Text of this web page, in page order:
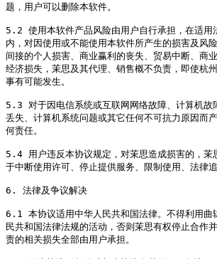
题，用户可以删除本软件。
5.2 使用本软件产品风险由用户自行承担，在适用
内，对因使用或不能使用本软件所产生的损害及风
间接的个人损害、商业赢利的丧失、贸易中断、商
经济损失，茉思及其代理、销售概不负责，即使杭
事有可能发生。
5.3 对于因电信系统或互联网网络故障、计算机故
丢失、计算机系统问题或其它任何不可抗力原因而
何责任。
5.4 用户违反本协议规定，对茉思造成损害的，茉
于中断使用许可、停止提供服务、限制使用、法律追
6. 法律及争议解决
6.1 本协议适用中华人民共和国法律。不得利用曲
民共和国法律法规的活动，否则茉思有权停止合作
责的相关损失全部由用户承担。